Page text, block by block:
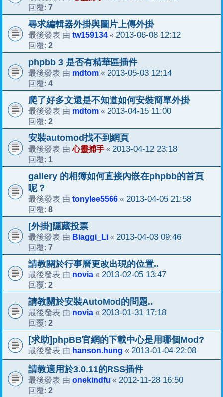
回覆: 7
尋求編輯器外掛與圖片上傳外掛
最後發表 由 tw159134 « 2013-06-08 12:12
回覆: 2
phpbb 3 是否有精華區插件
最後發表 由 mdtom « 2013-05-03 12:14
回覆: 4
爬了好多文還是不知道如何安裝簡單外掛
最後發表 由 mdtom « 2013-04-15 11:00
回覆: 2
安裝automod找不到網頁
最後發表 由心靈捕手 « 2013-04-12 23:18
回覆: 1
gallery 的相簿如何直接內嵌在phpbb的首頁
呢？
最後發表 由 tonylee5566 « 2013-04-05 21:58
回覆: 8
[外掛]隱藏投票
最後發表 由 Biaggi_Li « 2013-04-03 09:46
回覆: 7
請教關於行事曆更改出現的位置..
最後發表 由 novia « 2013-02-05 13:47
回覆: 2
請教關於安裝AutoMod的問題..
最後發表 由 novia « 2013-01-31 17:18
回覆: 2
[求助]phpBB官網的下載中心是用哪個Mod?
最後發表 由 hanson.hung « 2013-01-04 22:08
請教適用於3.0.11的RSS插件
最後發表 由 onekindfu « 2012-11-28 16:50
回覆: 2